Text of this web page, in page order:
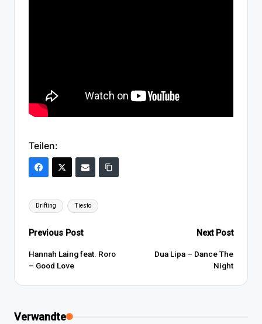
Teilen:
Tags:
Drifting Tiesto
Post
navigation
Previous Post
Hannah Laing feat. Roro
– Good Love
Next Post
Dua Lipa – Dance The
Night
Verwandte